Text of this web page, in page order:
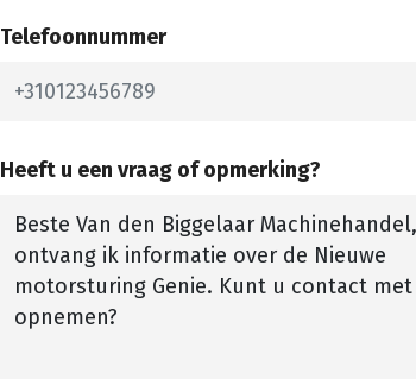
Telefoonnummer
Heeft u een vraag of opmerking?